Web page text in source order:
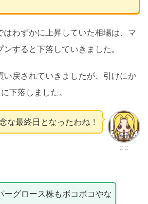
はわずかに上昇していた相場は、マ
すると下落していきました。
い戻されていきましたが、引けにか
下落しました。
ここ
な最終日となったわね！
ーグロース株もボコボコやな